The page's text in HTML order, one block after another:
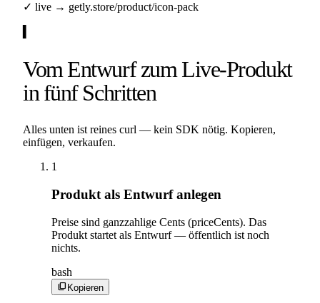
✓ live → getly.store/product/icon-pack
Vom Entwurf zum Live-Produkt
in fünf Schritten
Alles unten ist reines curl — kein SDK nötig. Kopieren,
einfügen, verkaufen.
1
Produkt als Entwurf anlegen
Preise sind ganzzahlige Cents (priceCents). Das
Produkt startet als Entwurf — öffentlich ist noch
nichts.
bash
content_copy Kopieren